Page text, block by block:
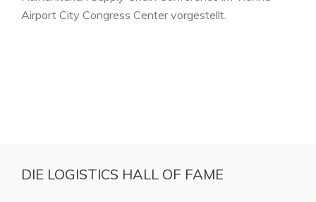
Airport City Congress Center vorgestellt.
DIE LOGISTICS HALL OF FAME